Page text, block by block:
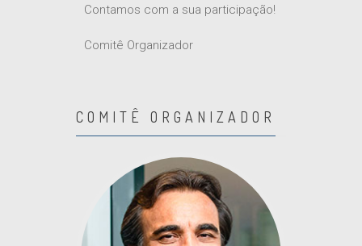
Contamos com a sua participação!
Comitê Organizador
COMITÊ ORGANIZADOR